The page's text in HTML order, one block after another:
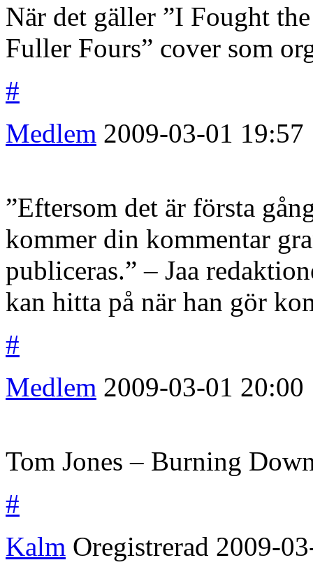
När det gäller ”I Fought
Fuller Fours” cover som
#
Medlem 2009-03-01 19:57
”Eftersom det är första
kommer din kommentar
publiceras.” – Jaa
kan hitta på när han gör
#
Medlem 2009-03-01 20:00
Tom Jones – Burning
#
Kalm Oregistrerad 2009-